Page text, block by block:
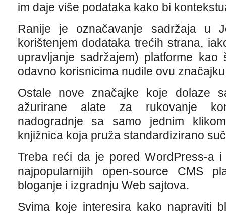
im daje više podataka kako bi
Ranije je označavanje sadržaja u
korištenjem dodataka trećih strana,
upravljanje sadržajem) platforme
odavno korisnicima nudile ovu
Ostale nove značajke koje dolaze
ažurirane alate za rukovanje
nadogradnje sa samo jednim
knjižnica koja pruža standardizirano
Treba reći da je pored WordPress-a
najpopularnijih open-source CMS
bloganje i izgradnju Web sajtova.
Svima koje interesira kako napraviti